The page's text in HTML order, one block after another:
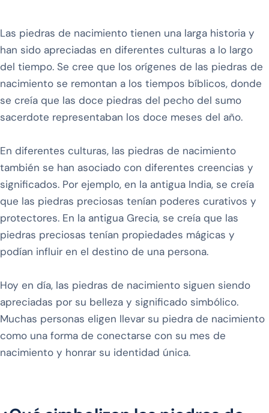
Las piedras de nacimiento tienen una larga historia y
han sido apreciadas en diferentes culturas a lo largo
del tiempo. Se cree que los orígenes de las piedras de
nacimiento se remontan a los tiempos bíblicos, donde
se creía que las doce piedras del pecho del sumo
sacerdote representaban los doce meses del año.
En diferentes culturas, las piedras de nacimiento
también se han asociado con diferentes creencias y
significados. Por ejemplo, en la antigua India, se creía
que las piedras preciosas tenían poderes curativos y
protectores. En la antigua Grecia, se creía que las
piedras preciosas tenían propiedades mágicas y
podían influir en el destino de una persona.
Hoy en día, las piedras de nacimiento siguen siendo
apreciadas por su belleza y significado simbólico.
Muchas personas eligen llevar su piedra de nacimiento
como una forma de conectarse con su mes de
nacimiento y honrar su identidad única.